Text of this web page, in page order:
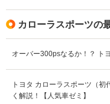
カローラスポーツの
オーバー300psなるか！？ ト
トヨタ カローラスポーツ（
く解説！【人気車ゼミ】